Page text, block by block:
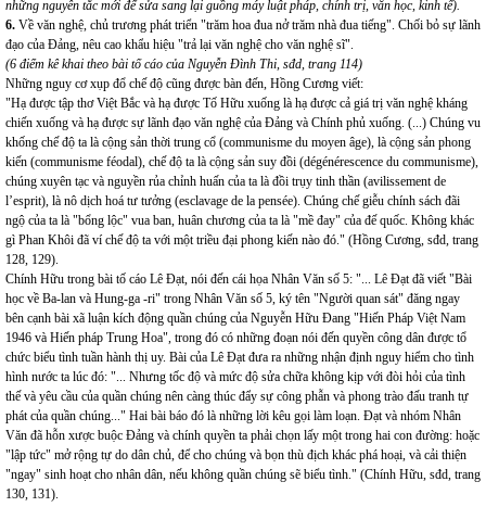
những nguyên tắc mới để sửa sang lại guồng máy luật pháp, chính trị, văn học, kinh tế).
6. Về văn nghệ, chủ trương phát triển "trăm hoa đua nở trăm nhà đua tiếng". Chối bỏ sự lãnh
đạo của Đảng, nêu cao khẩu hiệu "trả lại văn nghệ cho văn nghệ sĩ".
(6 điểm kê khai theo bài tố cáo của Nguyễn Đình Thi, sđd, trang 114)
Những nguy cơ xụp đổ chế độ cũng được bàn đến, Hồng Cương viết:
"Hạ được tập thơ Việt Bắc và hạ được Tố Hữu xuống là hạ được cả giá trị văn nghệ kháng
chiến xuống và hạ được sự lãnh đạo văn nghệ của Đảng và Chính phủ xuống. (...) Chúng vu
khống chế độ ta là cộng sản thời trung cổ (communisme du moyen âge), là cộng sản phong
kiến (communisme féodal), chế độ ta là cộng sản suy đồi (dégénérescence du communisme),
chúng xuyên tạc và nguyền rủa chỉnh huấn của ta là đồi trụy tinh thần (avilissement de
l’esprit), là nô dịch hoá tư tưởng (esclavage de la pensée). Chúng chế giễu chính sách đãi
ngộ của ta là "bổng lộc" vua ban, huân chương của ta là "mề đay" của đế quốc. Không khác
gì Phan Khôi đã ví chế độ ta với một triều đại phong kiến nào đó." (Hồng Cương, sđd, trang
128, 129).
Chính Hữu trong bài tố cáo Lê Đạt, nói đến cái họa Nhân Văn số 5: "... Lê Đạt đã viết "Bài
học về Ba-lan và Hung-ga -ri" trong Nhân Văn số 5, ký tên "Người quan sát" đăng ngay
bên cạnh bài xã luận kích động quần chúng của Nguyễn Hữu Đang "Hiến Pháp Việt Nam
1946 và Hiến pháp Trung Hoa", trong đó có những đoạn nói đến quyền công dân được tổ
chức biểu tình tuần hành thị uy. Bài của Lê Đạt đưa ra những nhận định nguy hiểm cho tình
hình nước ta lúc đó: "... Nhưng tốc độ và mức độ sửa chữa không kịp với đòi hỏi của tình
thế và yêu cầu của quần chúng nên càng thúc đẩy sự công phẫn và phong trào đấu tranh tự
phát của quần chúng..." Hai bài báo đó là những lời kêu gọi làm loạn. Đạt và nhóm Nhân
Văn đã hỗn xược buộc Đảng và chính quyền ta phải chọn lấy một trong hai con đường: hoặc
"lập tức" mở rộng tự do dân chủ, để cho chúng và bọn thù địch khác phá hoại, và cải thiện
"ngay" sinh hoạt cho nhân dân, nếu không quần chúng sẽ biểu tình." (Chính Hữu, sđd, trang
130, 131).